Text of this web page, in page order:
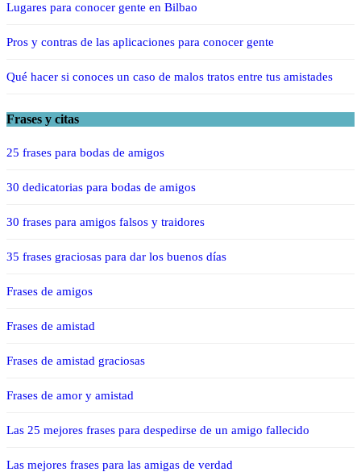
Lugares para conocer gente en Bilbao
Pros y contras de las aplicaciones para conocer gente
Qué hacer si conoces un caso de malos tratos entre tus amistades
Frases y citas
25 frases para bodas de amigos
30 dedicatorias para bodas de amigos
30 frases para amigos falsos y traidores
35 frases graciosas para dar los buenos días
Frases de amigos
Frases de amistad
Frases de amistad graciosas
Frases de amor y amistad
Las 25 mejores frases para despedirse de un amigo fallecido
Las mejores frases para las amigas de verdad